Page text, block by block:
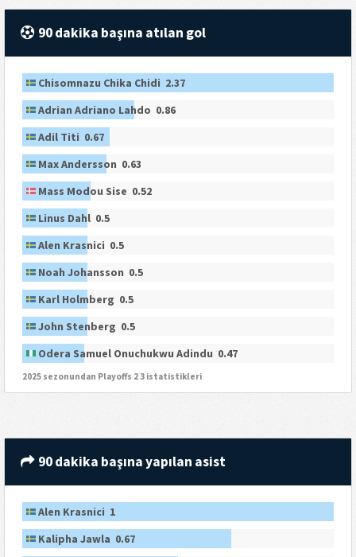
90 dakika başına atılan gol
Chisomnazu Chika Chidi 2.37
Adrian Adriano Lahdo 0.86
Adil Titi 0.67
Max Andersson 0.63
Mass Modou Sise 0.52
Linus Dahl 0.5
Alen Krasnici 0.5
Noah Johansson 0.5
Karl Holmberg 0.5
John Stenberg 0.5
Odera Samuel Onuchukwu Adindu 0.47
2025 sezonundan Playoffs 2 3 istatistikleri
90 dakika başına yapılan asist
Alen Krasnici 1
Kalipha Jawla 0.67